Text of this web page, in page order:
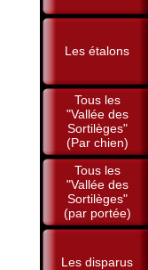
Les étalons
Tous les
"Vallée des
Sortilèges"
(Par chien)
Tous les
"Vallée des
Sortilèges"
(par portée)
Les disparus